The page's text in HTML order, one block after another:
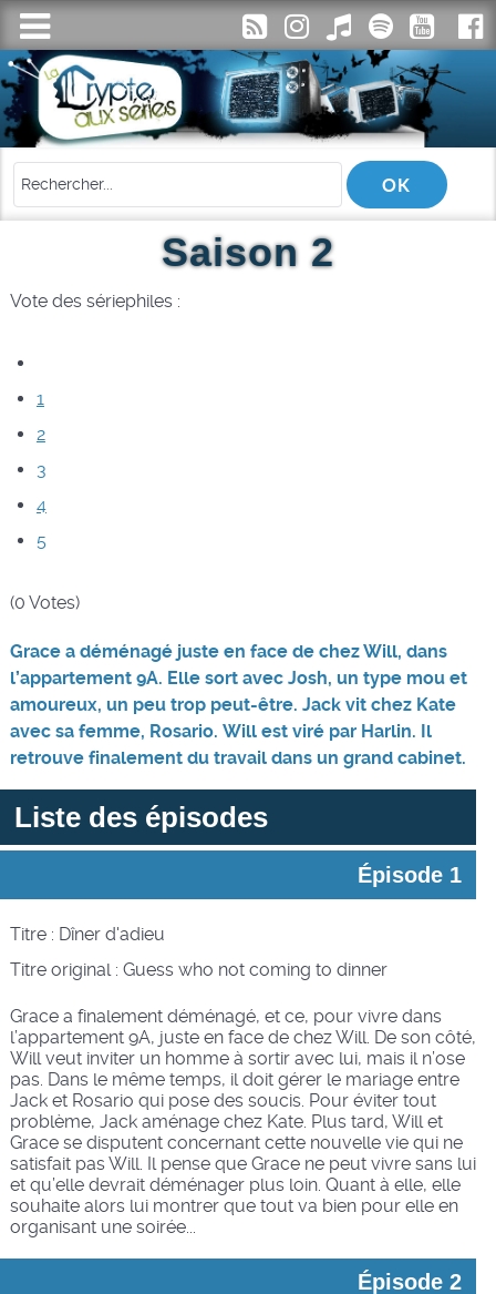
Saison 2
Vote des sériephiles :
1
2
3
4
5
(0 Votes)
Grace a déménagé juste en face de chez Will, dans
l’appartement 9A. Elle sort avec Josh, un type mou et
amoureux, un peu trop peut-être. Jack vit chez Kate
avec sa femme, Rosario. Will est viré par Harlin. Il
retrouve finalement du travail dans un grand cabinet.
Liste des épisodes
Épisode 1
Titre : Dîner d'adieu
Titre original : Guess who not coming to dinner
Grace a finalement déménagé, et ce, pour vivre dans
l’appartement 9A, juste en face de chez Will. De son côté,
Will veut inviter un homme à sortir avec lui, mais il n’ose
pas. Dans le même temps, il doit gérer le mariage entre
Jack et Rosario qui pose des soucis. Pour éviter tout
problème, Jack aménage chez Kate. Plus tard, Will et
Grace se disputent concernant cette nouvelle vie qui ne
satisfait pas Will. Il pense que Grace ne peut vivre sans lui
et qu’elle devrait déménager plus loin. Quant à elle, elle
souhaite alors lui montrer que tout va bien pour elle en
organisant une soirée...
Épisode 2